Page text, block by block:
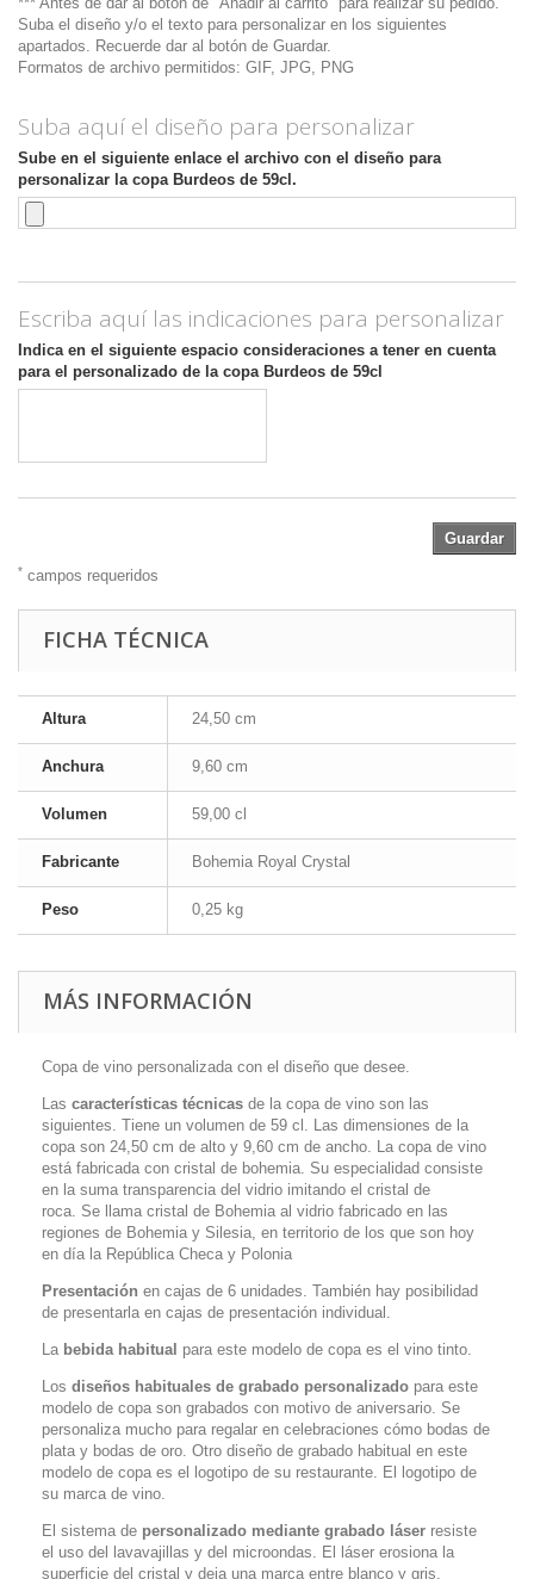
Suba el diseño y/o el texto para personalizar en los siguientes
apartados. Recuerde dar al botón de Guardar.
Formatos de archivo permitidos: GIF, JPG, PNG
Suba aquí el diseño para personalizar
Sube en el siguiente enlace el archivo con el diseño para
personalizar la copa Burdeos de 59cl.
Escriba aquí las indicaciones para personalizar
Indica en el siguiente espacio consideraciones a tener en cuenta
para el personalizado de la copa Burdeos de 59cl
Guardar
* campos requeridos
FICHA TÉCNICA
Altura 24,50 cm
Anchura 9,60 cm
Volumen 59,00 cl
Fabricante Bohemia Royal Crystal
Peso 0,25 kg
MÁS INFORMACIÓN
Copa de vino personalizada con el diseño que desee.
Las características técnicas de la copa de vino son las
siguientes. Tiene un volumen de 59 cl. Las dimensiones de la
copa son 24,50 cm de alto y 9,60 cm de ancho. La copa de vino
está fabricada con cristal de bohemia. Su especialidad consiste
en la suma transparencia del vidrio imitando el cristal de
roca. Se llama cristal de Bohemia al vidrio fabricado en las
regiones de Bohemia y Silesia, en territorio de los que son hoy
en día la República Checa y Polonia
Presentación en cajas de 6 unidades. También hay posibilidad
de presentarla en cajas de presentación individual.
La bebida habitual para este modelo de copa es el vino tinto.
Los diseños habituales de grabado personalizado para este
modelo de copa son grabados con motivo de aniversario. Se
personaliza mucho para regalar en celebraciones cómo bodas de
plata y bodas de oro. Otro diseño de grabado habitual en este
modelo de copa es el logotipo de su restaurante. El logotipo de
su marca de vino.
El sistema de personalizado mediante grabado láser resiste
el uso del lavavajillas y del microondas. El láser erosiona la
superficie del cristal y deja una marca entre blanco y gris.